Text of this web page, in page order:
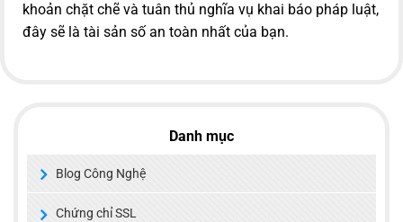
khoản chặt chẽ và tuân thủ nghĩa vụ khai báo pháp luật,
đây sẽ là tài sản số an toàn nhất của bạn.
Danh mục
Blog Công Nghệ
Chứng chỉ SSL